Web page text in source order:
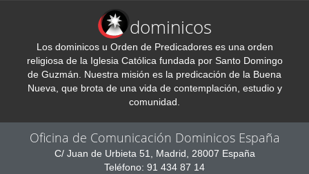
dominicos
Los dominicos u Orden de Predicadores es una orden
religiosa de la Iglesia Católica fundada por Santo Domingo
de Guzmán. Nuestra misión es la predicación de la Buena
Nueva, que brota de una vida de contemplación, estudio y
comunidad.
Oficina de Comunicación Dominicos España
C/ Juan de Urbieta 51, Madrid, 28007 España
Teléfono: 91 434 87 14